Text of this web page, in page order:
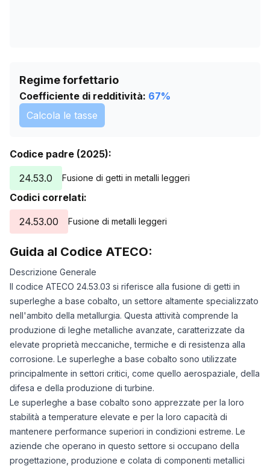
Regime forfettario
Coefficiente di redditività: 67%
Calcola le tasse
Codice padre (2025):
24.53.0
Fusione di getti in metalli leggeri
Codici correlati:
24.53.00
Fusione di metalli leggeri
Guida al Codice ATECO:
Descrizione Generale
Il codice ATECO 24.53.03 si riferisce alla fusione di getti in
superleghe a base cobalto, un settore altamente specializzato
nell'ambito della metallurgia. Questa attività comprende la
produzione di leghe metalliche avanzate, caratterizzate da
elevate proprietà meccaniche, termiche e di resistenza alla
corrosione. Le superleghe a base cobalto sono utilizzate
principalmente in settori critici, come quello aerospaziale, della
difesa e della produzione di turbine.
Le superleghe a base cobalto sono apprezzate per la loro
stabilità a temperature elevate e per la loro capacità di
mantenere performance superiori in condizioni estreme. Le
aziende che operano in questo settore si occupano della
progettazione, produzione e colata di componenti metallici